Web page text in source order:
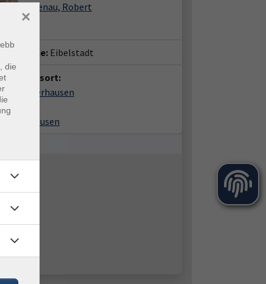
Lütgenau, Robert
Eibelstadt
Winterhausen
4
Winterhausen
die
×